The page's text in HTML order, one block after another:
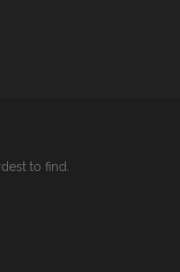
to find.